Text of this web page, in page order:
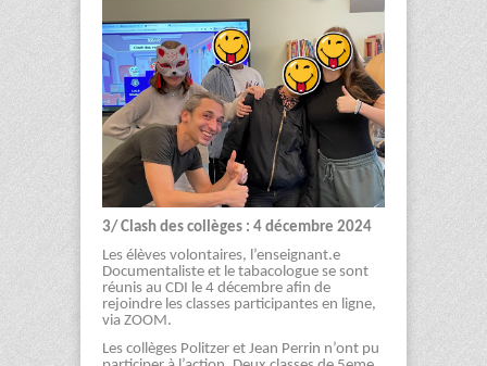
3/ Clash des collèges : 4 décembre 2024
Les élèves volontaires, l’enseignant.e
Documentaliste et le tabacologue se sont
réunis au CDI le 4 décembre afin de
rejoindre les classes participantes en ligne,
via ZOOM.
Les collèges Politzer et Jean Perrin n’ont pu